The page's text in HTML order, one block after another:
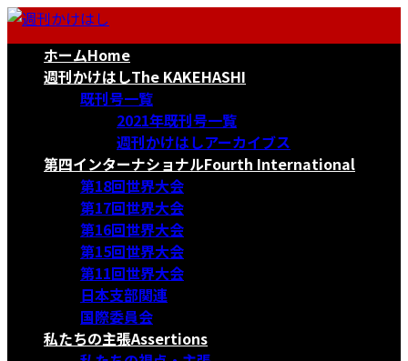
コ
ナ
ホームHome
週刊かけはしThe KAKEHASHI
既刊号一覧
2021年既刊号一覧
週刊かけはしアーカイブス
第四インターナショナルFourth International
第18回世界大会
第17回世界大会
第16回世界大会
第15回世界大会
第11回世界大会
日本支部関連
国際委員会
私たちの主張Assertions